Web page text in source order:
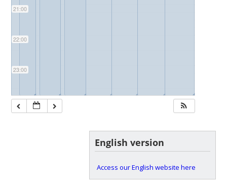
21:00
22:00
23:00
◢◢ ◢◢ ◢ ◢ ◢ ◢ ◢
English version
Access our English website here